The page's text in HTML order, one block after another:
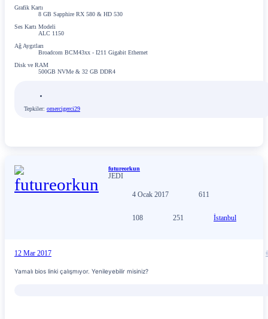
Grafik Kartı
8 GB Sapphire RX 580 & HD 530
Ses Kartı Modeli
ALC 1150
Ağ Aygıtları
Broadcom BCM43xx - I211 Gigabit Ethernet
Disk ve RAM
500GB NVMe & 32 GB DDR4
Tepkiler: omercigerci29
futureorkun
JEDI
4 Ocak 2017 611
108 251 İstanbul
12 Mar 2017
Yamalı bios linki çalışmıyor. Yenileyebilir misiniz?